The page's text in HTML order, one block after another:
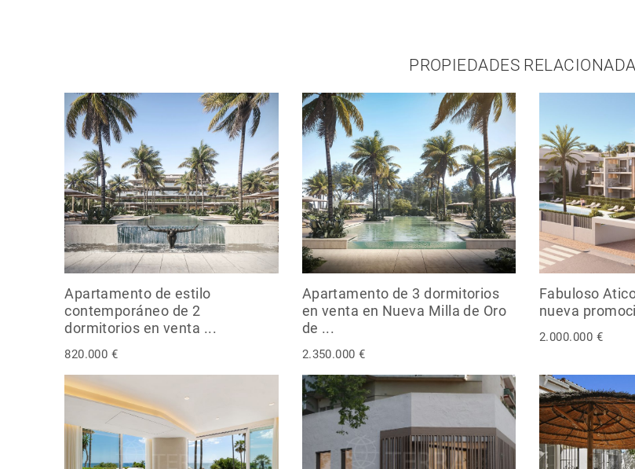
PROPIEDADES
Apartamento de estilo
contemporáneo de 2
dormitorios en venta ...
820.000 €
Apartamento de 3 dormitorios
en venta en Nueva Milla de Oro
de ...
2.350.000 €
Fabuloso
nueva
2.000.000 €